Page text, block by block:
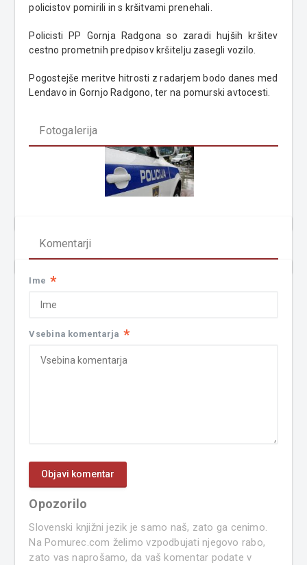
policistov pomirili in s kršitvami prenehali.
Policisti PP Gornja Radgona so zaradi hujših kršitev
cestno prometnih predpisov kršitelju zasegli vozilo.
Pogostejše meritve hitrosti z radarjem bodo danes med
Lendavo in Gornjo Radgono, ter na pomurski avtocesti.
Fotogalerija
Komentarji
Ime *
Vsebina komentarja *
Opozorilo
Slovenski knjižni jezik je samo naš, zato ga cenimo.
Na Pomurec.com želimo vzpodbujati njegovo rabo,
zato vas naprošamo, da vaš komentar podate v